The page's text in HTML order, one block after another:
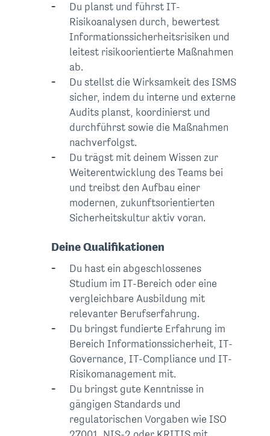
Du planst und führst IT-
Risikoanalysen durch, bewertest
Informationssicherheitsrisiken und
leitest risikoorientierte Maßnahmen
ab.
Du stellst die Wirksamkeit des ISMS
sicher, indem du interne und externe
Audits planst, koordinierst und
durchführst sowie die Maßnahmen
nachverfolgst.
Du trägst mit deinem Wissen zur
Weiterentwicklung des Teams bei
und treibst den Aufbau einer
modernen, zukunftsorientierten
Sicherheitskultur aktiv voran.
Deine Qualifikationen
Du hast ein abgeschlossenes
Studium im IT-Bereich oder eine
vergleichbare Ausbildung mit
relevanter Berufserfahrung.
Du bringst fundierte Erfahrung im
Bereich Informationssicherheit, IT-
Governance, IT-Compliance und IT-
Risikomanagement mit.
Du bringst gute Kenntnisse in
gängigen Standards und
regulatorischen Vorgaben wie ISO